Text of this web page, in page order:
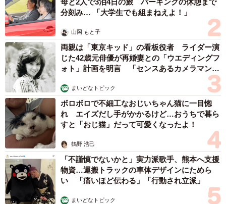
4/4
チャイルドシートを選ぶ際、どのようなことを重視したか※複数回答形
式（提供画像）
最後に、未就学の子どもがいる人341人に「チャイルドシー
トを選ぶ際、どのようなことを重視したか」を尋ねまし
た。
その結果、「安全性」（27.3%）を重視する意見が最も多
くなりました。次に多いのが「価格」（24.0%）で、以下
「タイプ（回転式・固定式）」「取付方法（シートベルト
固定・ISOFIX）」（同率22.0%）、「メーカー・ブラン
ド」（19.1%）、「クッション性」（16.7%）などが続きま
した。
【出典】
分刻み… 「大学生でも組まねえよ！」
山岡 もと子
両親は「東京キッド」の看板役者 ライダー演
じた42歳元俳優が再婚妻との「ウエディングフ
ォト」計画を明言 「センスあるカメラマン求
まいどなトピック
ボロボロで不細工なおじいちゃん猫に一目惚
れ エイズだし手がかかるけど…おうちで暮ら
すと「おじ猫」だって可愛くなったよ！
鶴野 浩己
「不謹慎でないかと」実力派歌手、熊本へ支援
物資…運搬トラックの車体デザインにためら
い 「痛いほど伝わる」「行動され立派」
まいどなトピック